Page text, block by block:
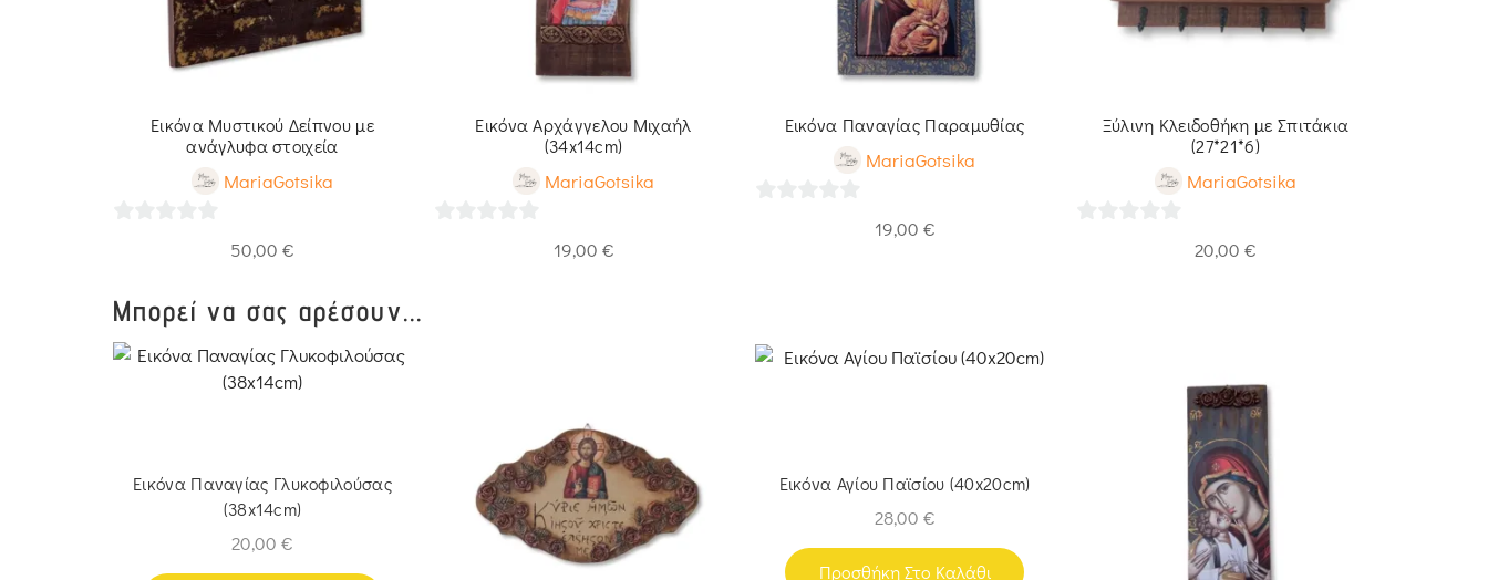
Εικόνα Μυστικού Δείπνου με
ανάγλυφα στοιχεία
MariaGotsika
of
50,00 €
Εικόνα Αρχάγγελου Μιχαήλ
(34x14cm)
MariaGotsika
19,00 €
Εικόνα Παναγίας Παραμυθίας
MariaGotsika
19,00 €
Ξύλινη Κλειδοθήκη με Σπιτάκια
(27*21*6)
MariaGotsika
20,00 €
Μπορεί να σας αρέσουν...
Εικόνα Παναγίας Γλυκοφιλούσας
(38x14cm)
20,00 €
Εικόνα Αγίου Παϊσίου (40x20cm)
28,00 €
Προσθήκη Στο Καλάθι